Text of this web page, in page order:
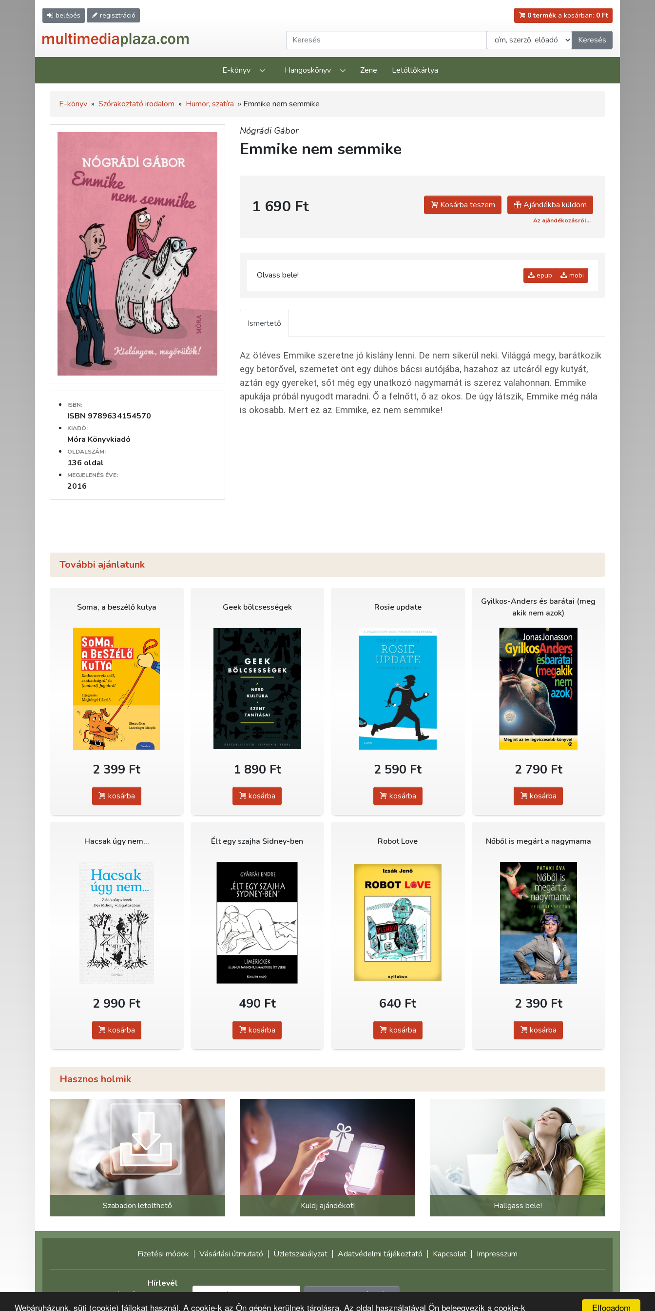
Elfogadom
Webáruházunk, süti (cookie) fájlokat használ. A cookie-k az Ön gépén kerülnek tárolásra. Az oldal használatával Ön beleegyezik a cookie-k
belépés regisztráció 0 termék a kosárban: 0 Ft
Keresés
E-könyv Hangoskönyv Zene Letöltőkártya
E-könyv » Szórakoztató irodalom » Humor, szatíra » Emmike nem semmike
ISBN:
ISBN 9789634154570
KIADÓ:
Móra Könyvkiadó
OLDALSZÁM:
136 oldal
MEGJELENÉS ÉVE:
2016
Nógrádi Gábor
Emmike nem semmike
1 690 Ft Kosárba teszem Ajándékba küldöm
Az ajándékozásról...
Olvass bele! epub mobi
Ismertető
Az ötéves Emmike szeretne jó kislány lenni. De nem sikerül neki. Világgá megy, barátkozik
egy betörővel, szemetet önt egy dühös bácsi autójába, hazahoz az utcáról egy kutyát,
aztán egy gyereket, sőt még egy unatkozó nagymamát is szerez valahonnan. Emmike
apukája próbál nyugodt maradni. Ő a felnőtt, ő az okos. De úgy látszik, Emmike még nála
is okosabb. Mert ez az Emmike, ez nem semmike!
További ajánlatunk
Soma, a beszélő kutya
2 399 Ft
kosárba
Geek bölcsességek
1 890 Ft
kosárba
Rosie update
2 590 Ft
kosárba
Gyilkos-Anders és barátai (meg
akik nem azok)
2 790 Ft
kosárba
Hacsak úgy nem…
2 990 Ft
kosárba
Élt egy szajha Sidney-ben
490 Ft
kosárba
Robot Love
640 Ft
kosárba
Nőből is megárt a nagymama
2 390 Ft
kosárba
Hasznos holmik
Szabadon letölthető Küldj ajándékot! Hallgass bele!
Fizetési módok Vásárlási útmutató Üzletszabályzat Adatvédelmi tájékoztató Kapcsolat Impresszum
Hírlevél
Feliratkozás előtt olvassa el
adatvédelmi tájékoztatónkat!
Feliratkozom a hírlevélre ©2021 multimediaplaza.com